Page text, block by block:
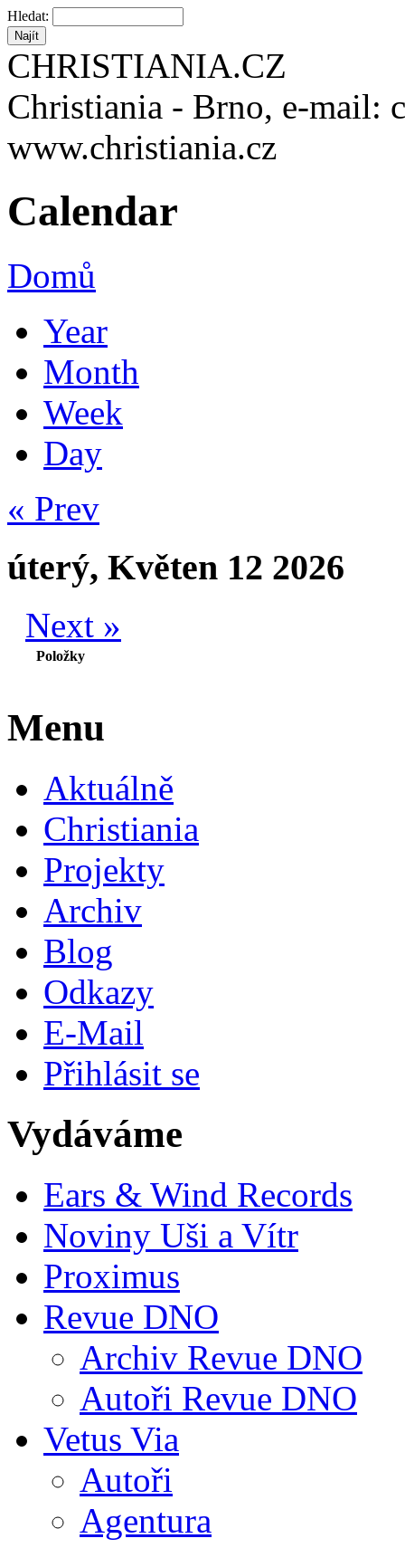
Hledat:
CHRISTIANIA.CZ
Christiania - Brno, e-mail:
www.christiania.cz
Calendar
Domů
Year
Month
Week
Day
« Prev
úterý, Květen 12 2026
Next »
Položky
Menu
Aktuálně
Christiania
Projekty
Archiv
Blog
Odkazy
E-Mail
Přihlásit se
Vydáváme
Ears & Wind Records
Noviny Uši a Vítr
Proximus
Revue DNO
Archiv Revue DNO
Autoři Revue DNO
Vetus Via
Autoři
Agentura